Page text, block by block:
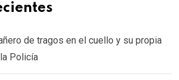
de tragos en el cuello y su propia
Policía